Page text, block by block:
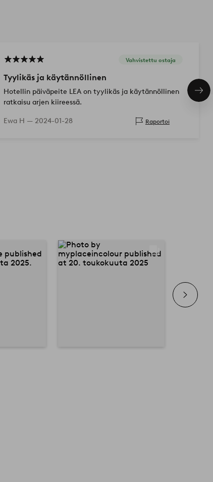
Vahvistettu ostaja
Tyylikäs ja käytännöllinen
Hotellin päiväpeite LEA on tyylikäs ja käytännöllinen
ratkaisu arjen kiireessä.
Ewa H — 2024-01-28 Raportoi